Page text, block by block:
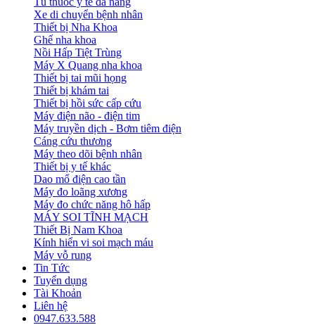
Xe di chuyển bệnh nhân
Thiết bị Nha Khoa
Ghế nha khoa
Nồi Hấp Tiệt Trùng
Máy X Quang nha khoa
Thiết bị tai mũi họng
Thiết bị khám tai
Thiết bị hồi sức cấp cứu
Máy điện não - điện tim
Máy truyền dịch - Bơm tiêm điện
Cáng cứu thương
Máy theo dõi bệnh nhân
Thiết bị y tế khác
Dao mổ điện cao tần
Máy đo loãng xương
Máy đo chức năng hô hấp
MÁY SOI TĨNH MẠCH
Thiết Bị Nam Khoa
Kính hiển vi soi mạch máu
Máy vỗ rung
Tin Tức
Tuyển dụng
Tài Khoản
Liên hệ
0947.633.588